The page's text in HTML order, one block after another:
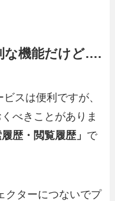
な機能だけど….
スは便利ですが、
べきことがありま
履歴・閲覧履歴」 で
クターにつないでプ